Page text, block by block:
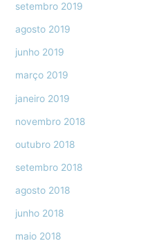
setembro 2019
agosto 2019
junho 2019
março 2019
janeiro 2019
novembro 2018
outubro 2018
setembro 2018
agosto 2018
junho 2018
maio 2018